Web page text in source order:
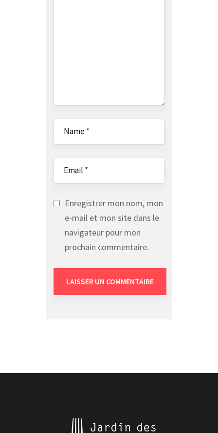
Enregistrer mon nom, mon
e-mail et mon site dans le
navigateur pour mon
prochain commentaire.